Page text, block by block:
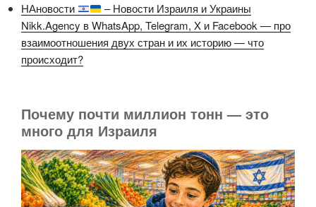
НАновости
– Новости Израиля и Украины
Nikk.Agency в WhatsApp, Telegram, X и Facebook — про
взаимоотношения двух стран и их историю — что
происходит?
Почему почти миллион тонн — это
много для Израиля